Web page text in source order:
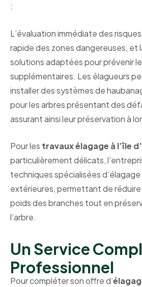
:
L’évaluation immédiate des
rapide des zones dangereuses, et
solutions adaptées pour prévenir
supplémentaires. Les élagueurs
installer des systèmes de
pour les arbres présentant des
assurant ainsi leur préservation à
Pour les travaux élagage à l’île
particulièrement délicats,
techniques spécialisées
extérieures, permettant de
poids des branches tout en
l’arbre.
Un Service
Professionnel
Pour compléter son offre d’